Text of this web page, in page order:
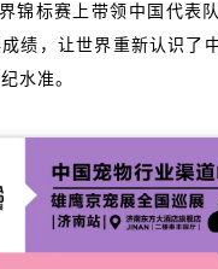
锦标赛上带领中国代表
绩，让世界重新认识了
水准。